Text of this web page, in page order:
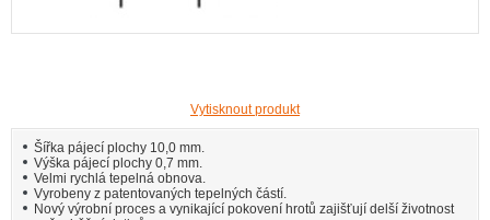
Vytisknout produkt
Šířka pájecí plochy 10,0 mm.
Výška pájecí plochy 0,7 mm.
Velmi rychlá tepelná obnova.
Vyrobeny z patentovaných tepelných částí.
Nový výrobní proces a vynikající pokovení hrotů zajišťují delší životnost